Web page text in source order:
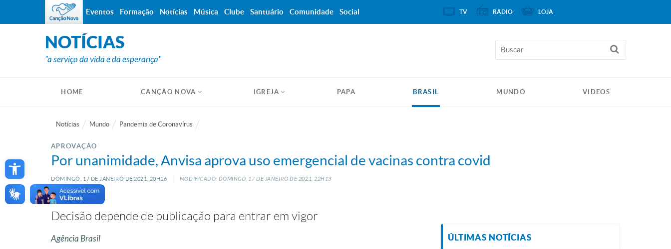
Open toolbar
NOTÍCIAS
"a serviço da vida e da esperança"
HOME CANÇÃO NOVA IGREJA PAPA BRASIL MUNDO VIDEOS
Notícias Mundo Pandemia de Coronavírus
APROVAÇÃO
Por unanimidade, Anvisa aprova uso emergencial de vacinas contra covid
DOMINGO, 17 DE JANEIRO DE 2021, 20H16 MODIFICADO: DOMINGO, 17DE JANEIRO DE 2021, 22H13
Decisão depende de publicação para entrar em vigor
Agência Brasil ÚLTIMAS NOTÍCIAS
Eventos Formação Notícias Música Clube Santuário Comunidade Social TV RÁDIO LOJA